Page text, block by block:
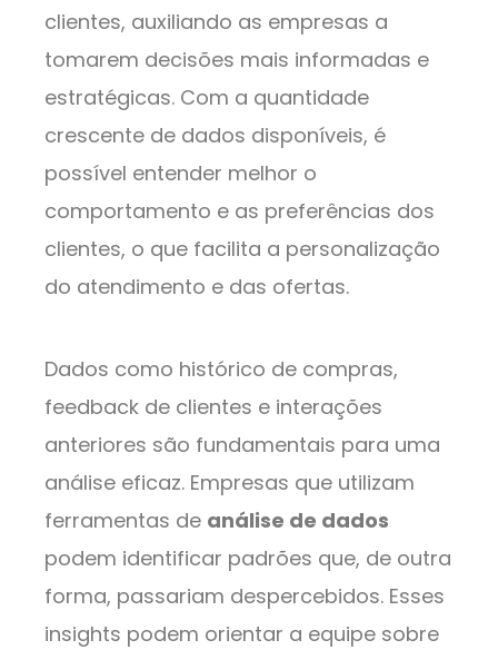
clientes, auxiliando as empresas a
tomarem decisões mais informadas e
estratégicas. Com a quantidade
crescente de dados disponíveis, é
possível entender melhor o
comportamento e as preferências dos
clientes, o que facilita a personalização
do atendimento e das ofertas.
Dados como histórico de compras,
feedback de clientes e interações
anteriores são fundamentais para uma
análise eficaz. Empresas que utilizam
ferramentas de análise de dados
podem identificar padrões que, de outra
forma, passariam despercebidos. Esses
insights podem orientar a equipe sobre